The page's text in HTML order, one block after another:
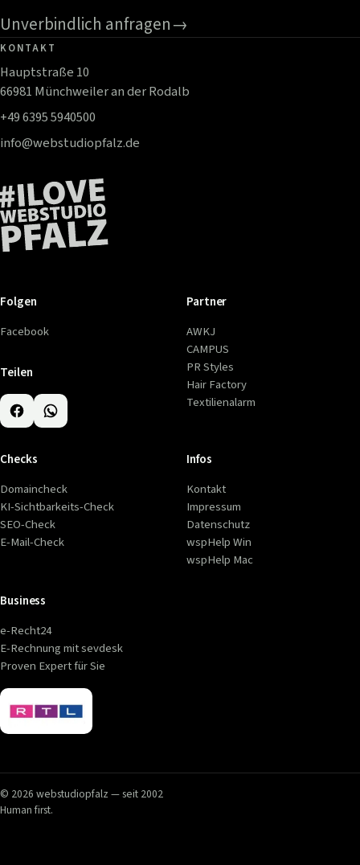
Unverbindlich anfragen→
KONTAKT
Hauptstraße 10
66981 Münchweiler an der Rodalb
+49 6395 5940500
info@webstudiopfalz.de
Folgen
Facebook
Teilen
Partner
AWKJ
CAMPUS
PR Styles
Hair Factory
Textilienalarm
Checks
Domaincheck
KI-Sichtbarkeits-Check
SEO-Check
E-Mail-Check
Infos
Kontakt
Impressum
Datenschutz
wspHelp Win
wspHelp Mac
Business
e-Recht24
E-Rechnung mit sevdesk
Proven Expert für Sie
© 2026 webstudiopfalz — seit 2002
Human first.